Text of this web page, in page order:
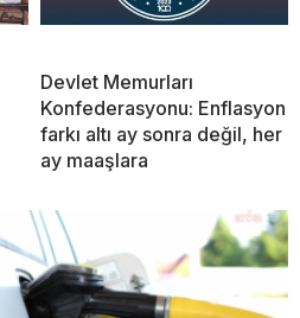
Devlet Memurları
Konfederasyonu: Enflasyon
farkı altı ay sonra değil, her
ay maaşlara